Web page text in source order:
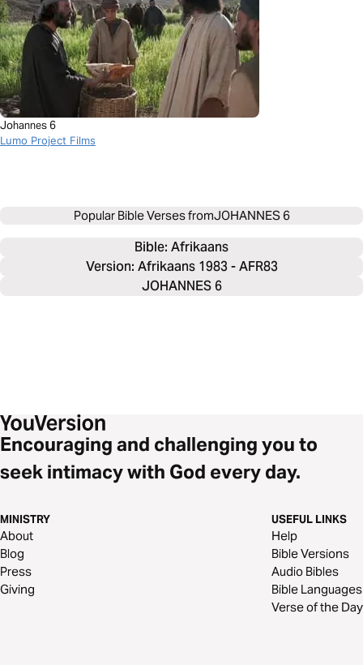
Johannes 6
Lumo Project Films
Popular Bible Verses fromJOHANNES 6
Bible: Afrikaans
Version: Afrikaans 1983 - AFR83
JOHANNES 6
Encouraging and challenging you to
seek intimacy with God every day.
MINISTRY
About
Blog
Press
Giving
USEFUL LINKS
Help
Bible Versions
Audio Bibles
Bible Languages
Verse of the Day